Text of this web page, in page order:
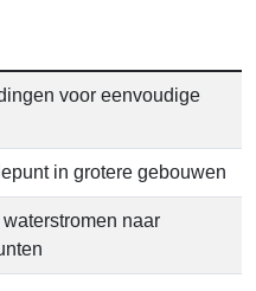
voor eenvoudige
in grotere gebouwen
naar